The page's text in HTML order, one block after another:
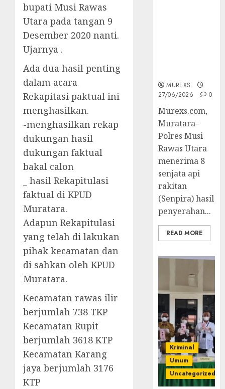
bupati Musi Rawas
Utara pada tangan 9
Desember 2020 nanti.
Ujarnya .
Ada dua hasil penting
dalam acara
Rekapitasi paktual ini
menghasilkan.
-menghasilkan rekap
dukungan hasil
dukungan faktual
bakal calon
_ hasil Rekapitulasi
faktual di KPUD
Muratara.
Adapun Rekapitulasi
yang telah di lakukan
pihak kecamatan dan
di sahkan oleh KPUD
Muratara.
Kecamatan rawas ilir
berjumlah 738 TKP
Kecamatan Rupit
berjumlah 3618 KTP
Kecamatan Karang
jaya berjumlah 3176
KTP
MUREXS
27/06/2026
0
Murexs.com,
Muratara–
Polres Musi
Rawas Utara
menerima 8
senjata api
rakitan
(Senpira) hasil
penyerahan...
READ MORE
Kriminal
Umum
Uncategorized